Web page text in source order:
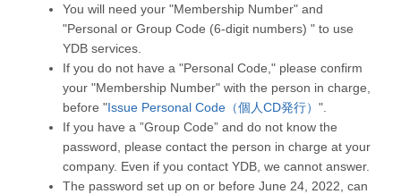
You will need your "Membership Number" and
"Personal or Group Code (6-digit numbers) " to use
YDB services.
If you do not have a "Personal Code," please confirm
your "Membership Number" with the person in charge,
before "Issue Personal Code（個人CD発行） ".
If you have a ”Group Code” and do not know the
password, please contact the person in charge at your
company. Even if you contact YDB, we cannot answer.
The password set up on or before June 24, 2022, can